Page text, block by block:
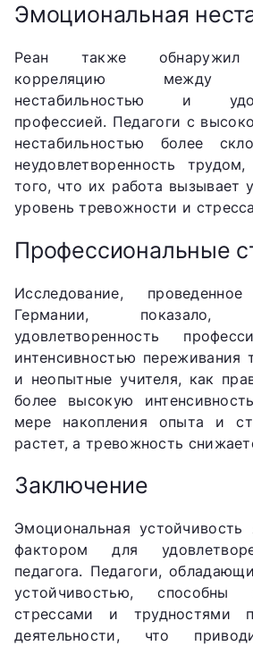
Эмоциональная
Реан также обнаружил
корреляцию между
нестабильностью и
профессией. Педагоги с
нестабильностью более
неудовлетворенность
того, что их работа вызывает
уровень тревожности и
Профессиональные
Исследование,
Германии,
удовлетворенность
интенсивностью переживания
и неопытные учителя, как
более высокую
мере накопления опыта и
растет, а тревожность
Заключение
Эмоциональная
фактором для
педагога. Педагоги,
устойчивостью, способны
стрессами и трудностями
деятельности, что